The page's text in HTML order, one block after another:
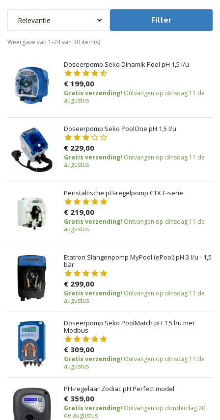
Relevantie Filter
Weergave van 1-24 van 30 item(s)
Doseerpomp Seko Dinamik Pool pH 1,5 l/u
€ 199,00
Gratis verzending! Ontvangen op dinsdag 11 de
augustus
Doseerpomp Seko PoolOne pH 1,5 l/u
€ 229,00
Gratis verzending! Ontvangen op dinsdag 11 de
augustus
Peristaltische pH-regelpomp CTX E-serie
€ 219,00
Gratis verzending! Ontvangen op dinsdag 11 de
augustus
Etatron Slangenpomp MyPool (ePool) pH 3 l/u - 1,5
bar
€ 299,00
Gratis verzending! Ontvangen op dinsdag 11 de
augustus
Doseerpomp Seko PoolMatch pH 1,5 l/u met
Modbus
€ 309,00
Gratis verzending! Ontvangen op dinsdag 11 de
augustus
PH-regelaar Zodiac pH Perfect model
€ 359,00
Gratis verzending! Ontvangen op donderdag 20
de augustus